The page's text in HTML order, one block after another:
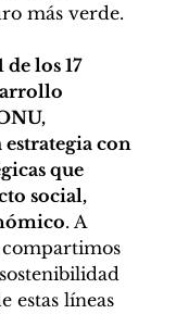
más verde.
de los 17
con
que
social,
. A
estas líneas